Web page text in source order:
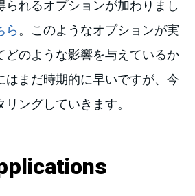
られるオプションが加わりまし
ら 。このようなオプションが実
どのような影響を与えているか
はまだ時期的に早いですが、今
ングしていきます。